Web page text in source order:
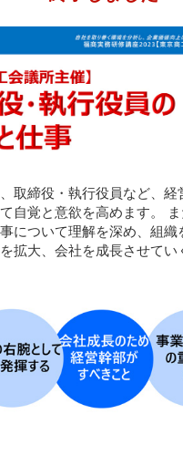
取締役・執行役員など、経
自覚と意欲を高めます。
について理解を深め、組織
拡大、会社を成長させてい